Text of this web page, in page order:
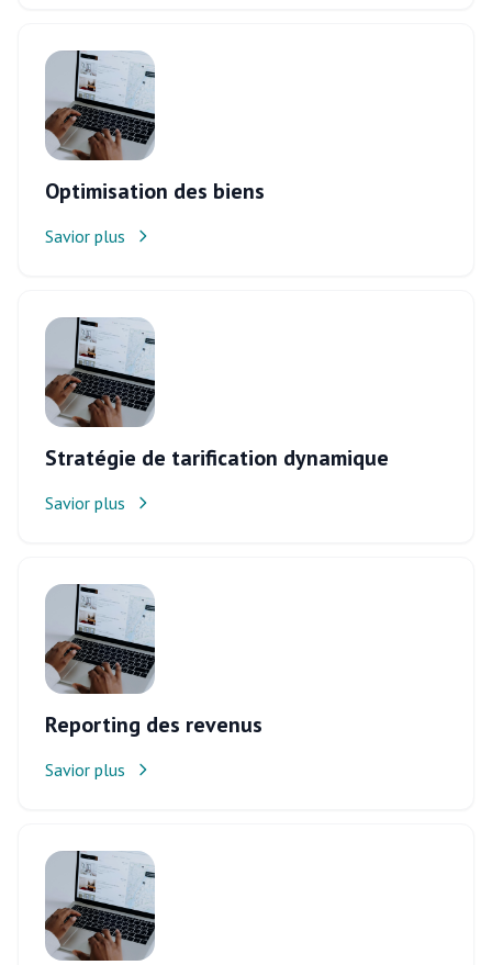
Optimisation des biens
Savior plus
Stratégie de tarification dynamique
Savior plus
Reporting des revenus
Savior plus